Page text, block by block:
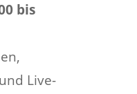
bis
Live-